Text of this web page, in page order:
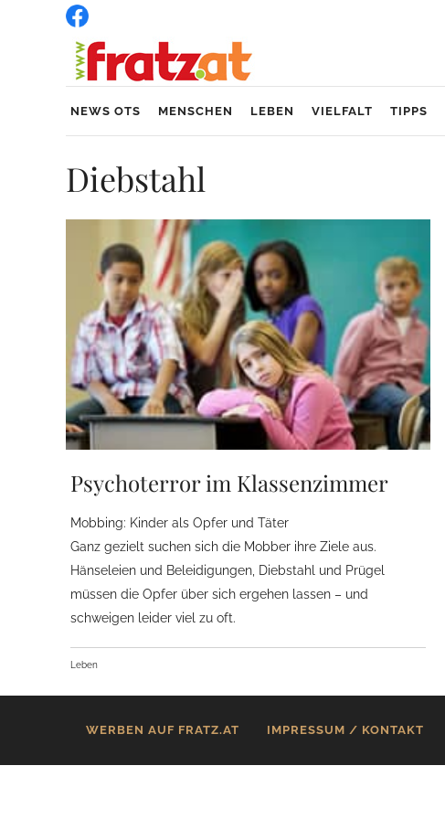
NEWS OTS MENSCHEN LEBEN VIELFALT TIPPS
Diebstahl
Psychoterror im Klassenzimmer
Mobbing: Kinder als Opfer und Täter
Ganz gezielt suchen sich die Mobber ihre Ziele aus.
Hänseleien und Beleidigungen, Diebstahl und Prügel
müssen die Opfer über sich ergehen lassen – und
schweigen leider viel zu oft.
Leben
WERBEN AUF FRATZ.AT IMPRESSUM / KONTAKT